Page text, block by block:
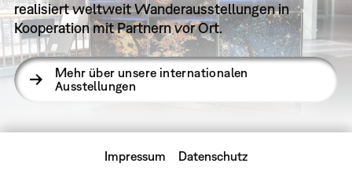
realisiert weltweit Wanderausstellungen in
Kooperation mit Partnern vor Ort.
Mehr über unsere internationalen
Ausstellungen
Impressum Datenschutz